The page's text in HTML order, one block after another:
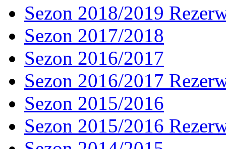
Sezon 2018/2019
Sezon 2017/2018
Sezon 2016/2017
Sezon 2016/2017
Sezon 2015/2016
Sezon 2015/2016